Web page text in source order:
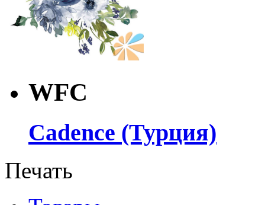
WFC
Cadence (Турция)
Печать